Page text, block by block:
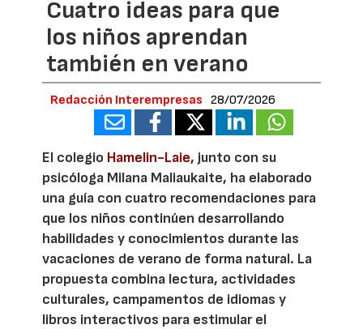
Cuatro ideas para que
los niños aprendan
también en verano
Redacción Interempresas 28/07/2026
El colegio Hamelin-Laie, junto con su
psicóloga Milana Maliaukaite, ha elaborado
una guía con cuatro recomendaciones para
que los niños continúen desarrollando
habilidades y conocimientos durante las
vacaciones de verano de forma natural. La
propuesta combina lectura, actividades
culturales, campamentos de idiomas y
libros interactivos para estimular el